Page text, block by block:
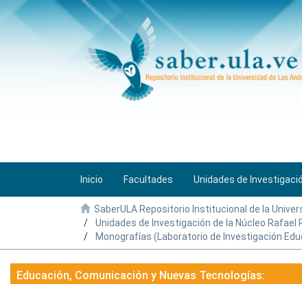
Inicio Facultades Unidades de
SaberULA Repositorio Institucional de la
Unidades de Investigación de la Núcleo Rafael
Monografías (Laboratorio de Investigación
Educación, Comunicación y Nuevas Tecnologías: